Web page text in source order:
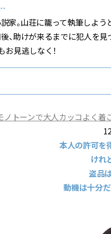
家。山荘に籠って執筆しよ
後、助けが来るまでに犯人
お見逃しなく！
トーンで大人カッコよく着
本人の許可を
けれ
盗品
動機は十分